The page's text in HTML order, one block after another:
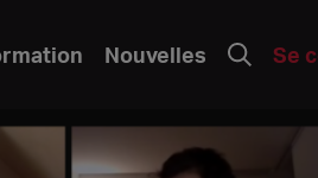
Nouvelles Se